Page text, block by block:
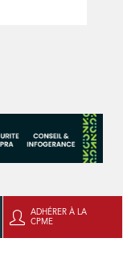
ADHÉRER À LA
CPME